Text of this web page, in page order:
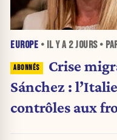
EUROPE • IL Y A 2 JOURS•
Crise
Sánchez :
contrôles aux